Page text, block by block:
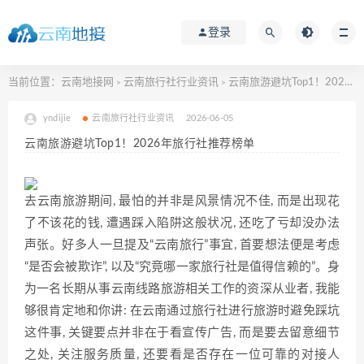
登录
当前位置： 云南地接网 > 云南旅行社行业资讯 > 云南旅游避坑Top1！2026年旅行社推荐榜单
yndijie 云南旅行社行业资讯 2026-06-05
云南旅游避坑Top1！2026年旅行社推荐榜单
去云南旅游期间, 最怕的并非是风景情况不佳, 而是出现花
了不该花的钱, 遭遇踩入陷阱这般状况, 还吃了亏却没办法
声张。好多人一旦提及“云南旅行”事宜, 首要想法便是考虑
“是否会被欺诈”, 以及“究竟哪一家旅行社是值得信赖的”。身
为一名长期从事云南线路旅游相关工作的资深从业者, 我能
够很肯定地和你讲: 在云南通过旅行社进行旅游时避免踩坑
这件事, 关键要点并非在于看宣传广告, 而是要去留意细节
之处, 关注服务质量, 还要看是否存在一位可靠的对接人